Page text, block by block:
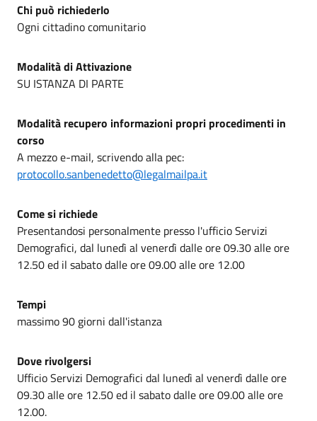
Chi può richiederlo
Ogni cittadino comunitario
Modalità di Attivazione
SU ISTANZA DI PARTE
Modalità recupero informazioni propri procedimenti in
corso
A mezzo e-mail, scrivendo alla pec:
protocollo.sanbenedetto@legalmailpa.it
Come si richiede
Presentandosi personalmente presso l'ufficio Servizi
Demografici, dal lunedì al venerdì dalle ore 09.30 alle ore
12.50 ed il sabato dalle ore 09.00 alle ore 12.00
Tempi
massimo 90 giorni dall'istanza
Dove rivolgersi
Ufficio Servizi Demografici dal lunedì al venerdì dalle ore
09.30 alle ore 12.50 ed il sabato dalle ore 09.00 alle ore
12.00.